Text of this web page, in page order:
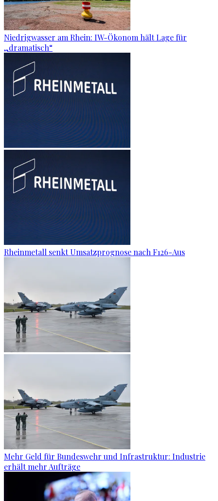
Niedrigwasser am Rhein: IW-Ökonom hält Lage für
„dramatisch“
Rheinmetall senkt Umsatzprognose nach F126-Aus
Mehr Geld für Bundeswehr und Infrastruktur: Industrie
erhält mehr Aufträge